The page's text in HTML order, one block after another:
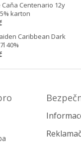
Caňa Centenario 12y
karton
Caribbean Dark
40%